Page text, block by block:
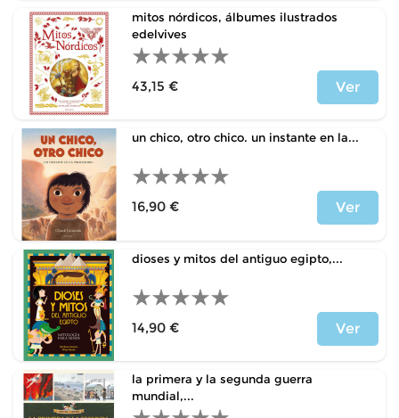
mitos nórdicos, álbumes ilustrados
edelvives
43,15 €
Ver
un chico, otro chico. un instante en la...
16,90 €
Ver
dioses y mitos del antiguo egipto,...
14,90 €
Ver
la primera y la segunda guerra
mundial,...